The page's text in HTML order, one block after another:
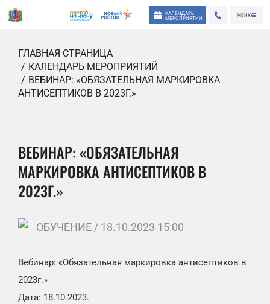
КАЛЕНДАРЬ
МЕРОПРИЯТИЙ
МЕНЮ
ГЛАВНАЯ СТРАНИЦА
КАЛЕНДАРЬ МЕРОПРИЯТИЙ
ВЕБИНАР: «ОБЯЗАТЕЛЬНАЯ МАРКИРОВКА
АНТИСЕПТИКОВ В 2023Г.»
ВЕБИНАР: «ОБЯЗАТЕЛЬНАЯ
МАРКИРОВКА АНТИСЕПТИКОВ В
2023Г.»
ОБУЧЕНИЕ / 18.10.2023 15:00
Вебинар: «Обязательная маркировка антисептиков в
2023г.»
Дата: 18.10.2023.